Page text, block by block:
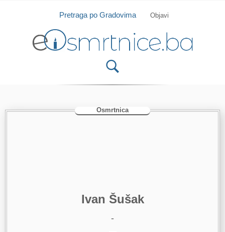
Isprobajte našu Android i IOS aplikaciju
Pretraga po Gradovima Objavi
Osmrtnica
Ivan Šušak
-